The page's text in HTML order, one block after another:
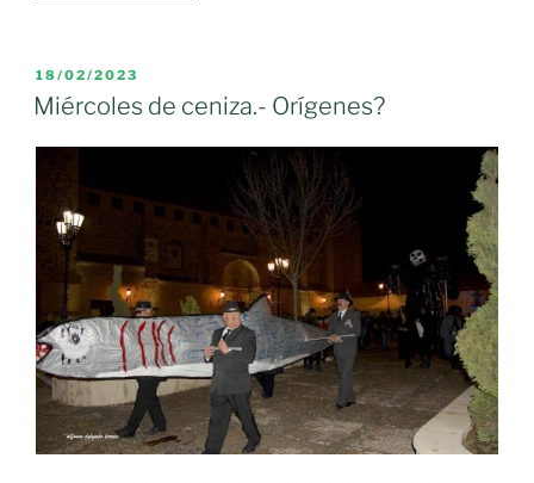
el
Alfonso
X
Castilla
a
través
de
un
recorrido
histórico
PUBLICADO
EL
18/02/2023
Miércoles de ceniza.- Orígenes?